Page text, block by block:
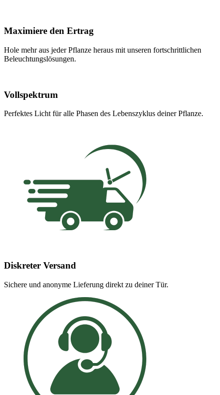
Maximiere den Ertrag
Hole mehr aus jeder Pflanze heraus mit unseren fortschrittlichen
Beleuchtungslösungen.
Vollspektrum
Perfektes Licht für alle Phasen des Lebenszyklus deiner Pflanze.
Diskreter Versand
Sichere und anonyme Lieferung direkt zu deiner Tür.